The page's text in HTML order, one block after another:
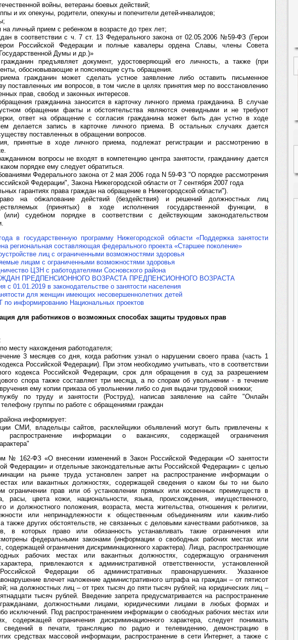
войны, ветераны боевых действий;
и их опекуны, родители, опекуны и попечители детей-инвалидов;
на личный прием с ребенком в возрасте до трех лет;
в соответствии с ч. 7 ст. 13 Федерального закона от 02.05.2006 №59-ФЗ (Герои
Российской Федерации и полные кавалеры ордена Славы, члены Совета
Думы и др.)»
предъявляет документ, удостоверяющий его личность, а также (при
обосновывающие и поясняющие суть обращения.
гражданин может сделать устное заявление либо оставить письменное
поставленных им вопросов, в том числе в целях принятия мер по восстановлению
прав, свобод и законных интересов.
гражданина заносится в карточку личного приема гражданина. В случае
обращении факты и обстоятельства являются очевидными и не требуют
ответ на обращение с согласия гражданина может быть дан устно в ходе
делается запись в карточке личного приема. В остальных случаях дается
поставленных в обращении вопросов.
принятые в ходе личного приема, подлежат регистрации и рассмотрению в
вопросы не входят в компетенцию центра занятости, гражданину дается
порядке ему следует обратиться.
Федерального закона от 2 мая 2006 года N 59-ФЗ "О порядке рассмотрения
Федерации", Закона Нижегородской области от 7 сентября 2007 года
гарантиях права граждан на обращение в Нижегородской области").
на обжалование действий (бездействия) и решений должностных лиц
(принятых) в ходе исполнения государственной функции, в
(или) судебном порядке в соответствии с действующим законодательством
в государственную программу Нижегородской области «Поддержка занятости
региональная составляющая федерального проекта «Старшее поколение»
лиц с ограниченными возможностями здоровья
лицам с ограниченными возможностями здоровья
ЦЗН с работодателями Сосновского района
ПРЕДПЕНСИОННОГО ВОЗРАСТА ПРЕДПЕНСИОННОГО ВОЗРАСТА
с 01.01.2019 в законодательстве о занятости населения
для женщин имеющих несовершеннолетних детей
информированию Национальных проектов
для работников о возможных способах защиты трудовых прав
месту нахождения работодателя;
3 месяцев со дня, когда работник узнал о нарушении своего права (часть 1
Российской Федерации). При этом необходимо учитывать, что в соответствии
кодекса Российской Федерации, срок для обращения в суд за разрешением
спора также составляет три месяца, а по спорам об увольнении - в течение
ему копии приказа об увольнении либо со дня выдачи трудовой книжки;
по труду и занятости (Роструд), написав заявление на сайте "Онлайн
группы по работе с обращениями граждан
информирует:
СМИ, владельцы сайтов, расклейщики объявлений могут быть привлечены к
распространение информации о вакансиях, содержащей ограничения
№ 162-ФЗ «О внесении изменений в Закон Российской Федерации «О занятости
Федерации» и отдельные законодательные акты Российской Федерации» с целью
на рынке труда установлен запрет на распространение информации о
или вакантных должностях, содержащей сведения о каком бы то ни было
ограничении прав или об установлении прямых или косвенных преимуществ в
расы, цвета кожи, национальности, языка, происхождения, имущественного,
и должностного положения, возраста, места жительства, отношения к религии,
или непринадлежности к общественным объединениям или каким-либо
также других обстоятельств, не связанных с деловыми качествами работников, за
в которых право или обязанность устанавливать такие ограничения или
федеральными законами (информации о свободных рабочих местах или
содержащей ограничения дискриминационного характера). Лица, распространяющие
рабочих местах или вакантных должностях, содержащую ограничения
привлекаются к административной ответственности, установленной
Российской Федерации об административных правонарушениях. Указанное
влечет наложение административного штрафа на граждан – от пятисот
на должностных лиц – от трех тысяч до пяти тысяч рублей; на юридических лиц –
тысяч рублей. Введение запрета предусматривается на распространение
должностными лицами, юридическими лицами в любых формах и
исключений. Под распространением информации о свободных рабочих местах или
содержащей ограничения дискриминационного характера, следует понимать
сведений в печати, трансляцию по радио и телевидению, демонстрацию в
средствах массовой информации, распространение в сети Интернет, а также с